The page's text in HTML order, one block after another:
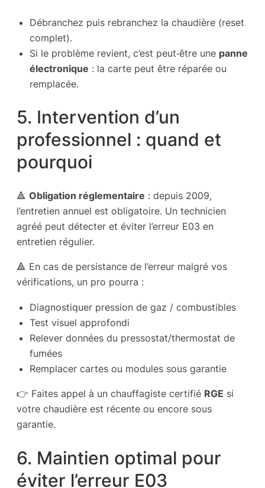
Débranchez puis rebranchez la chaudière (reset
complet).
Si le problème revient, c’est peut‑être une panne
électronique : la carte peut être réparée ou
remplacée.
5. Intervention d’un
professionnel : quand et
pourquoi
🔺 Obligation réglementaire : depuis 2009,
l’entretien annuel est obligatoire. Un technicien
agréé peut détecter et éviter l’erreur E03 en
entretien régulier.
🔺 En cas de persistance de l’erreur malgré vos
vérifications, un pro pourra :
Diagnostiquer pression de gaz / combustibles
Test visuel approfondi
Relever données du pressostat/thermostat de
fumées
Remplacer cartes ou modules sous garantie
👉 Faites appel à un chauffagiste certifié RGE si
votre chaudière est récente ou encore sous
garantie.
6. Maintien optimal pour
éviter l’erreur E03